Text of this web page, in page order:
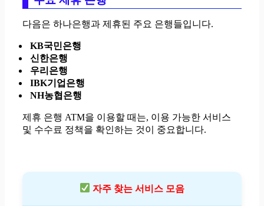
다음은 하나은행과 제휴된 주요 은행들입니다.
KB국민은행
신한은행
우리은행
IBK기업은행
NH농협은행
제휴 은행 ATM을 이용할 때는, 이용 가능한 서비스
및 수수료 정책을 확인하는 것이 중요합니다.
자주 찾는 서비스 모음